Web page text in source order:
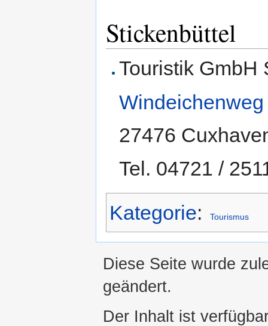
Stickenbüttel
Touristik GmbH
Windeichenweg
27476
Tel. 04721 /
Kategorie: Tourismus
Diese Seite wurde
geändert.
Der Inhalt ist